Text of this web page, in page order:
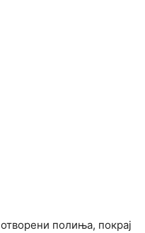
полиња, покрај